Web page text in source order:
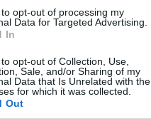
opt-out of processing my
Data for Targeted Advertising.
In
opt-out of Collection, Use,
Sale, and/or Sharing of my
Data that Is Unrelated with the
for which it was collected.
Out